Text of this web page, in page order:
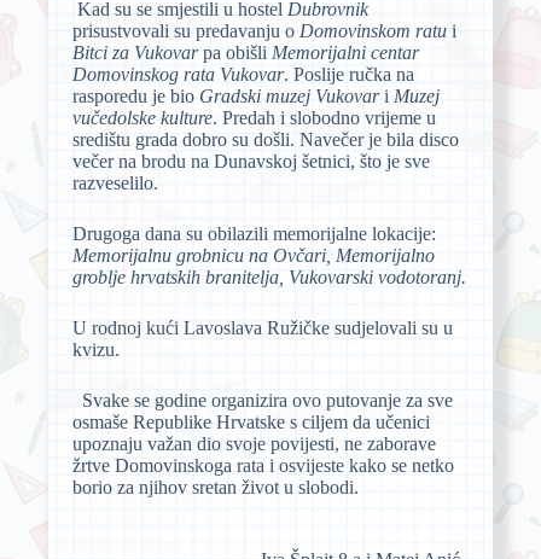
Kad su se smjestili u hostel Dubrovnik
prisustvovali su predavanju o Domovinskom ratu i
Bitci za Vukovarpa obišli Memorijalni centar
Domovinskog rata Vukovar. Poslije ručka na
rasporedu je bio Gradski muzej Vukovari Muzej
vučedolske kulture. Predah i slobodno vrijeme u
središtu grada dobro su došli. Navečer je bila disco
večer na brodu na Dunavskoj šetnici, što je sve
razveselilo.
Drugoga dana su obilazili memorijalne lokacije:
Memorijalnu grobnicu na Ovčari, Memorijalno
groblje hrvatskih branitelja, Vukovarski vodotoranj.
U rodnoj kući Lavoslava Ružičke sudjelovali su u
kvizu.
Svake se godine organizira ovo putovanje za sve
osmaše Republike Hrvatske s ciljem da učenici
upoznaju važan dio svoje povijesti, ne zaborave
žrtve Domovinskoga rata i osvijeste kako se netko
borio za njihov sretan život u slobodi.